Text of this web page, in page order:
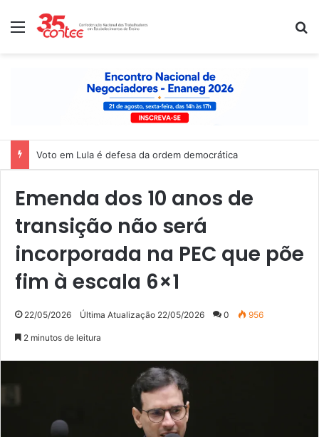
Menu
Voto em Lula é defesa da ordem democrática
Emenda dos 10 anos de
transição não será
incorporada na PEC que põe
fim à escala 6×1
22/05/2026 Última Atualização 22/05/2026 0 956
2 minutos de leitura